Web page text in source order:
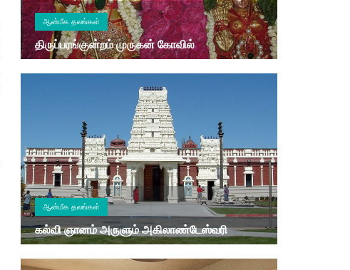
ஆன்மீக தலங்கள்
திருப்பரங்குன்றம் முருகன் கோவில்
ஆன்மீக தலங்கள்
கல்வி ஞானம் அருளும் அகிலாண்டேஸ்வரி